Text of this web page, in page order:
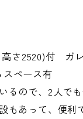
さ2520)付 ガ
スペース有
るので、2人で
もあって、便利